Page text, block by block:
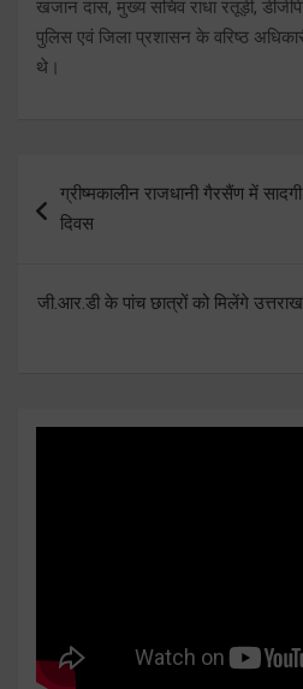
खजान दास, मुख्य सचिव राधा रतूड़ी,
पुलिस एवं जिला प्रशासन के वरिष्ठ
थे।
navigation
ग्रीष्मकालीन राजधानी गैरसैंण में
दिवस
जी.आर.डी के पांच छात्रों को मिलेंगे